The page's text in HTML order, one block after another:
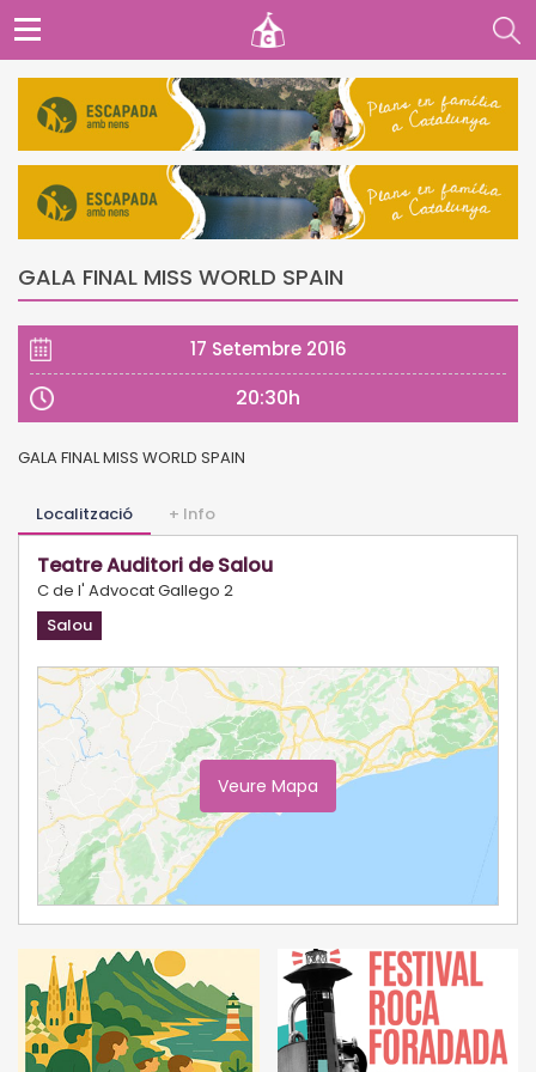
GALA FINAL MISS WORLD SPAIN
17 Setembre 2016
20:30h
GALA FINAL MISS WORLD SPAIN
Localització + Info
Teatre Auditori de Salou
C de l' Advocat Gallego 2
Salou
Veure Mapa